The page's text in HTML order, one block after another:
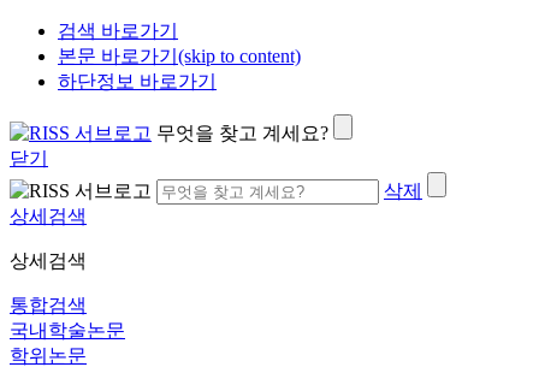
검색 바로가기
본문 바로가기(skip to content)
하단정보 바로가기
무엇을 찾고 계세요?
닫기
삭제
상세검색
상세검색
통합검색
국내학술논문
학위논문